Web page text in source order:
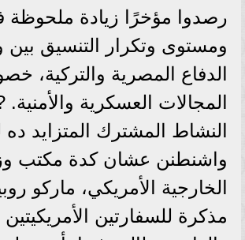
رصدوا مؤخرًا زيادة
ومستوى وتكرار التنسيق بين
الدفاع المصرية والتركية،
المجالات العسكرية
النشاط المشترك المتزايد ده
واشنطنن عشان كدة مكتب
الخارجية الأمريكي، ماركو
مذكرة للسفارتين